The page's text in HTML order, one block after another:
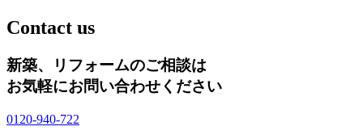
Contact us
新築、リフォームのご相談は
お気軽にお問い合わせください
0120-940-722